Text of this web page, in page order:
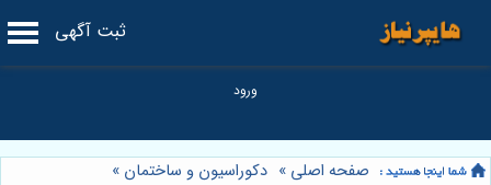
ثبت آگهی
صفحه اصلی » دکوراسیون و ساختمان »